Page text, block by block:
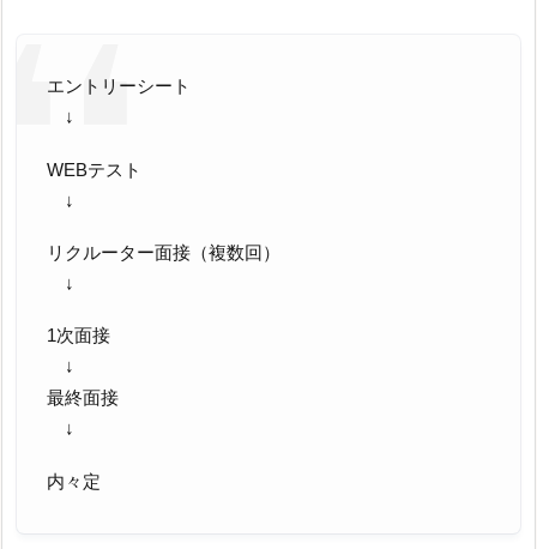
エントリーシート
↓
WEBテスト
↓
リクルーター面接（複数回）
↓
1次面接
↓
最終面接
↓
内々定